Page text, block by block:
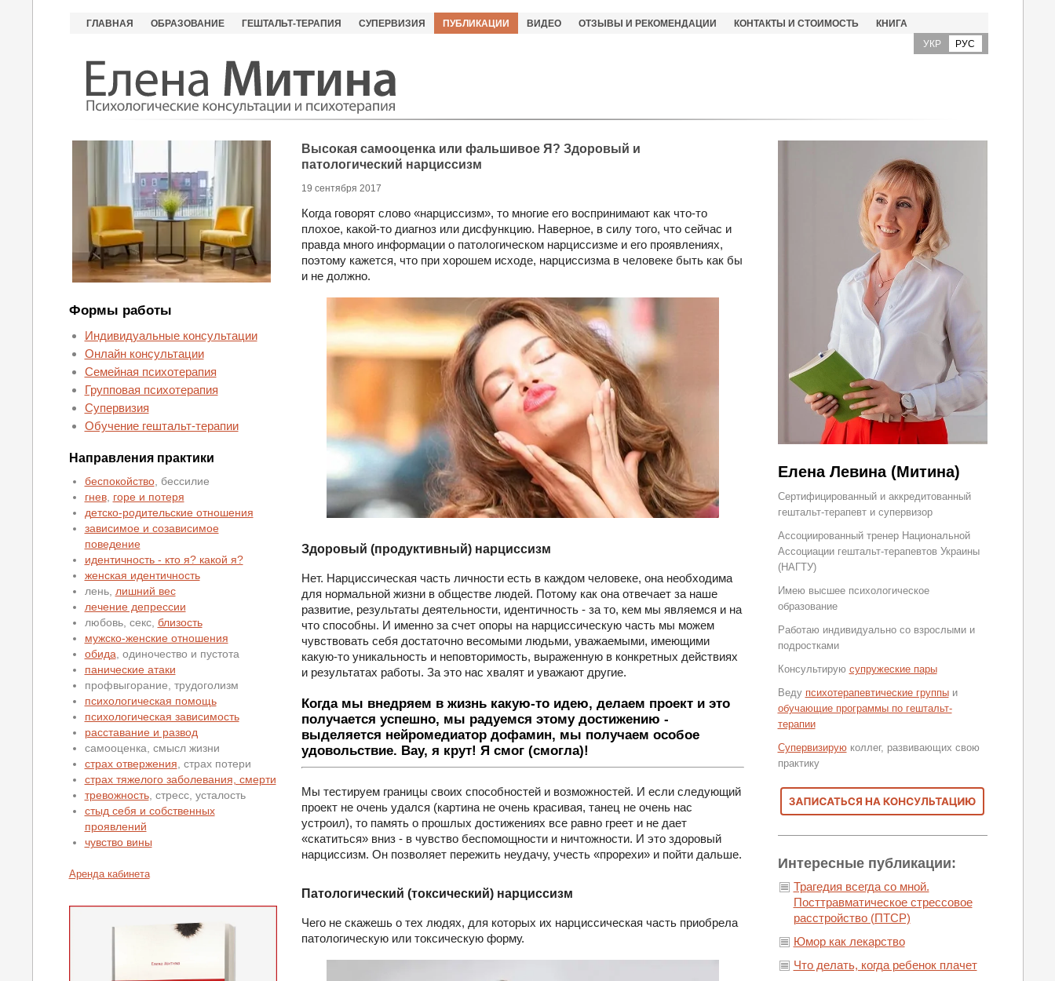
ГЛАВНАЯ ОБРАЗОВАНИЕ ГЕШТАЛЬТ-ТЕРАПИЯ СУПЕРВИЗИЯ ПУБЛИКАЦИИ ВИДЕО ОТЗЫВЫ И РЕКОМЕНДАЦИИ КОНТАКТЫ И СТОИМОСТЬ
КНИГА
УКР
РУС
Формы работы
Индивидуальные консультации
Онлайн консультации
Cемейная психотерапия
Групповая психотерапия
Супервизия
Обучение гештальт-терапии
Направления практики
беспокойство, бессилие
гнев, горе и потеря
детско-родительские отношения
зависимое и созависимое
поведение
идентичность - кто я? какой я?
женская идентичность
лень, лишний вес
лечение депрессии
любовь, секс, близость
мужско-женские отношения
обида, одиночество и пустота
панические атаки
профвыгорание, трудоголизм
психологическая помощь
психологическая зависимость
расставание и развод
самооценка, смысл жизни
страх отвержения, страх потери
страх тяжелого заболевания, смерти
тревожность, стресс, усталость
стыд себя и собственных
проявлений
чувство вины
Аренда кабинета
Высокая самооценка или фальшивое Я? Здоровый и
патологический нарциссизм
19 сентября 2017
Когда говорят слово «нарциссизм», то многие его воспринимают как что-то
плохое, какой-то диагноз или дисфункцию. Наверное, в силу того, что сейчас и
правда много информации о патологическом нарциссизме и его проявлениях,
поэтому кажется, что при хорошем исходе, нарциссизма в человеке быть как бы
и не должно.
Здоровый (продуктивный) нарциссизм
Нет. Нарциссическая часть личности есть в каждом человеке, она необходима
для нормальной жизни в обществе людей. Потому как она отвечает за наше
развитие, результаты деятельности, идентичность - за то, кем мы являемся и на
что способны. И именно за счет опоры на нарциссическую часть мы можем
чувствовать себя достаточно весомыми людьми, уважаемыми, имеющими
какую-то уникальность и неповторимость, выраженную в конкретных действиях
и результатах работы. За это нас хвалят и уважают другие.
Когда мы внедряем в жизнь какую-то идею, делаем проект и это
получается успешно, мы радуемся этому достижению -
выделяется нейромедиатор дофамин, мы получаем особое
удовольствие. Вау, я крут! Я смог (смогла)!
Мы тестируем границы своих способностей и возможностей. И если следующий
проект не очень удался (картина не очень красивая, танец не очень нас
устроил), то память о прошлых достижениях все равно греет и не дает
«скатиться» вниз - в чувство беспомощности и ничтожности. И это здоровый
нарциссизм. Он позволяет пережить неудачу, учесть «прорехи» и пойти дальше.
Патологический (токсический) нарциссизм
Чего не скажешь о тех людях, для которых их нарциссическая часть приобрела
патологическую или токсическую форму.
Елена Левина (Митина)
Сертифицированный и аккредитованный
гештальт-терапевт и супервизор
Ассоциированный тренер Национальной
Ассоциации гештальт-терапевтов Украины
(НАГТУ)
Имею высшее психологическое
образование
Работаю индивидуально со взрослыми и
подростками
Консультирую супружеские пары
Веду психотерапевтические группыи
обучающие программы по гештальт-
терапии
Супервизируюколлег, развивающих свою
практику
Интересные публикации:
Трагедия всегда со мной.
Посттравматическое стрессовое
расстройство (ПТСР)
Юмор как лекарство
Что делать, когда ребенок плачет